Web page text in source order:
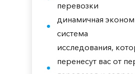
перевозки
динамичная
система
исследования,
перенесут вас от